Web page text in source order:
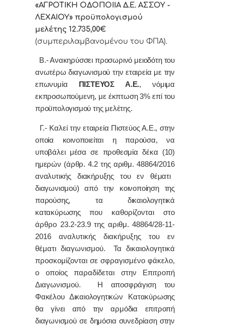
«ΑΓΡΟΤΙΚΗ ΟΔΟΠΟΙΙΑ Δ.Ε. ΑΣΣΟΥ -
ΛΕΧΑΙΟΥ» προϋπολογισμού
μελέτης 12.735,00€
(συμπεριλαμβανομένου του ΦΠΑ).
Β.- Ανακηρύσσει προσωρινό μειοδότη του
ανωτέρω διαγωνισμού την εταιρεία με την
επωνυμία
ΠΙΣΤΕΥΟΣ Α.Ε., νόμιμα
εκπροσωπούμενη, με έκπτωση 3% επί του
προϋπολογισμού της μελέτης.
Γ.- Καλεί την εταιρεία Πιστεύος Α.Ε., στην
οποία κοινοποιείται η παρούσα, να
υποβάλει μέσα σε προθεσμία δέκα (10)
ημερών (άρθρ. 4.2 της αριθμ. 48864/2016
αναλυτικής διακήρυξης του εν θέματι
διαγωνισμού) από την κοινοποίηση της
παρούσης, τα δικαιολογητικά
κατακύρωσηςπου καθορίζονται στο
άρθρο 23.2-23.9 της αριθμ. 48864/28-11-
2016 αναλυτικής διακήρυξης του εν
θέματι διαγωνισμού.Τα δικαιολογητικά
προσκομίζονται σε σφραγισμένο φάκελο,
ο οποίος παραδίδεται στην Επιτροπή
Διαγωνισμού.
Η αποσφράγιση του
Φακέλου Δικαιολογητικών Κατακύρωσης
θα γίνει από την αρμόδια επιτροπή
διαγωνισμού σε δημόσια συνεδρίαση στην